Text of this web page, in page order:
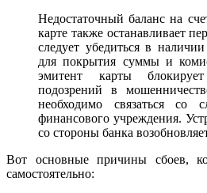
Недостаточный баланс на
карте также останавливает
следует убедиться в
для покрытия суммы и
эмитент карты
подозрений в
необходимо связаться со
финансового учреждения.
со стороны банка
Вот основные причины сбоев,
самостоятельно: